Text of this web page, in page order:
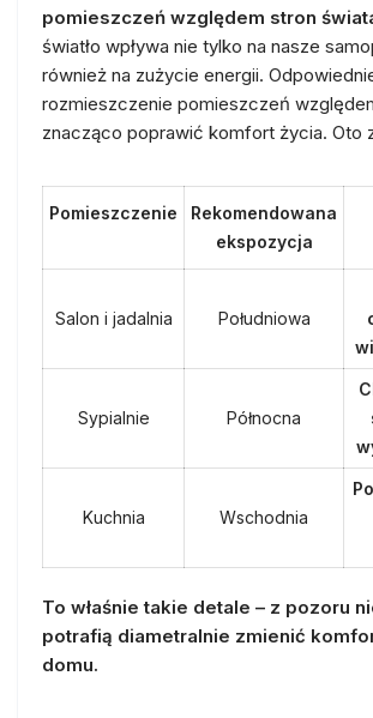
pomieszczeń względem stron
światło wpływa nie tylko na nasze
również na zużycie energii.
rozmieszczenie pomieszczeń
znacząco poprawić komfort życia. Oto
Pomieszczenie
Rekomendowana
ekspozycja
Salon i jadalnia Południowa
Sypialnie Północna
Kuchnia Wschodnia
To właśnie takie detale – z pozoru
potrafią diametralnie zmienić
domu.